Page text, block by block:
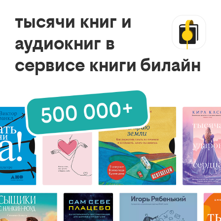
тысячи книг и
аудиокниг в
сервисе книги билайн